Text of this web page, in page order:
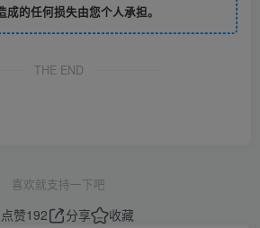
的任何损失由您个人承担。
THE END
喜欢就支持一下吧
点赞192 分享
收藏